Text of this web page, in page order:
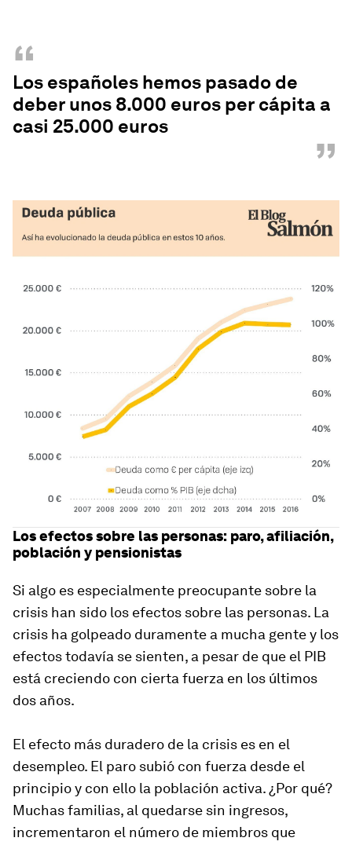
“
Los españoles hemos pasado de
deber unos 8.000 euros per cápita a
casi 25.000 euros
”
Los efectos sobre las personas: paro, afiliación,
población y pensionistas
Si algo es especialmente preocupante sobre la
crisis han sido los efectos sobre las personas. La
crisis ha golpeado duramente a mucha gente y los
efectos todavía se sienten, a pesar de que el PIB
está creciendo con cierta fuerza en los últimos
dos años.
El efecto más duradero de la crisis es en el
desempleo. El paro subió con fuerza desde el
principio y con ello la población activa. ¿Por qué?
Muchas familias, al quedarse sin ingresos,
incrementaron el número de miembros que